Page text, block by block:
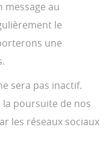
message au
le
une
sera pas inactif.
poursuite de nos
les réseaux sociaux